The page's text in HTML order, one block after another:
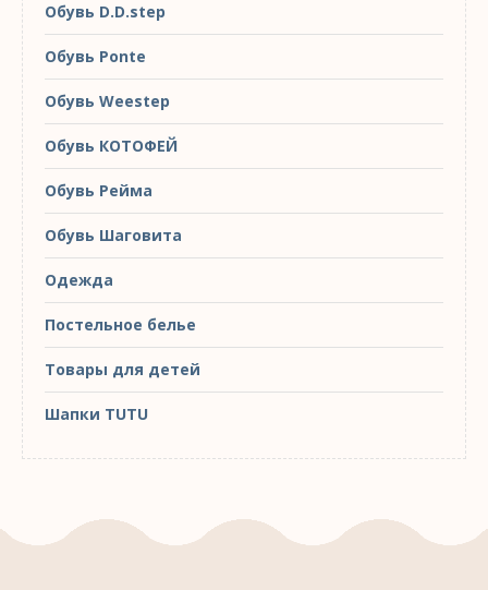
Обувь D.D.step
Обувь Ponte
Обувь Weestep
Обувь КОТОФЕЙ
Обувь Рейма
Обувь Шаговита
Одежда
Постельное белье
Товары для детей
Шапки TUTU